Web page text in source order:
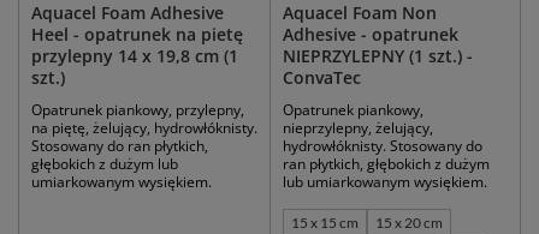
Aquacel Foam Adhesive
Heel - opatrunek na pietę
przylepny 14 x 19,8 cm (1
szt.)
Opatrunek piankowy, przylepny,
na piętę, żelujący, hydrowłóknisty.
Stosowany do ran płytkich,
głębokich z dużym lub
umiarkowanym wysiękiem.
Aquacel Foam Non
Adhesive - opatrunek
NIEPRZYLEPNY (1 szt.) -
ConvaTec
Opatrunek piankowy,
nieprzylepny, żelujący,
hydrowłóknisty. Stosowany do
ran płytkich, głębokich z dużym
lub umiarkowanym wysiękiem.
15 x 15 cm
15 x 20 cm